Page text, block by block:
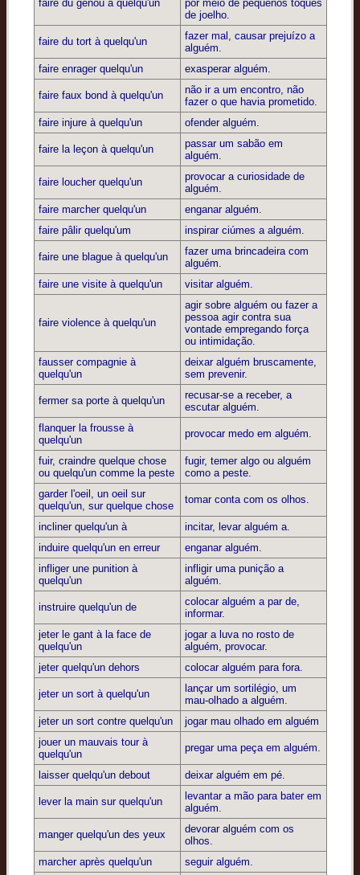
faire du genou à quelqu'un
por meio de pequenos toques
de joelho.
faire du tort à quelqu'un
fazer mal, causar prejuízo a
alguém.
faire enrager quelqu'un
exasperar alguém.
faire faux bond à quelqu'un
não ir a um encontro, não
fazer o que havia prometido.
faire injure à quelqu'un
ofender alguém.
faire la leçon à quelqu'un
passar um sabão em
alguém.
faire loucher quelqu'un
provocar a curiosidade de
alguém.
faire marcher quelqu'un
enganar alguém.
faire pâlir quelqu'um
inspirar ciúmes a alguém.
faire une blague à quelqu'un
fazer uma brincadeira com
alguém.
faire une visite à quelqu'un
visitar alguém.
faire violence à quelqu'un
agir sobre alguém ou fazer a
pessoa agir contra sua
vontade empregando força
ou intimidação.
fausser compagnie à
quelqu'un
deixar alguém bruscamente,
sem prevenir.
fermer sa porte à quelqu'un
recusar-se a receber, a
escutar alguém.
flanquer la frousse à
quelqu'un
provocar medo em alguém.
fuir, craindre quelque chose
ou quelqu'un comme la peste
fugir, temer algo ou alguém
como a peste.
garder l'oeil, un oeil sur
quelqu'un, sur quelque chose
tomar conta com os olhos.
incliner quelqu'un à
incitar, levar alguém a.
induire quelqu'un en erreur
enganar alguém.
infliger une punition à
quelqu'un
infligir uma punição a
alguém.
instruire quelqu'un de
colocar alguém a par de,
informar.
jeter le gant à la face de
quelqu'un
jogar a luva no rosto de
alguém, provocar.
jeter quelqu'un dehors
colocar alguém para fora.
jeter un sort à quelqu'un
lançar um sortilégio, um
mau-olhado a alguém.
jeter un sort contre quelqu'un
jogar mau olhado em alguém
jouer un mauvais tour à
quelqu'un
pregar uma peça em alguém.
laisser quelqu'un debout deixar alguém em pé.
lever la main sur quelqu'un
levantar a mão para bater em
alguém.
manger quelqu'un des yeux
devorar alguém com os
olhos.
marcher après quelqu'un
seguir alguém.